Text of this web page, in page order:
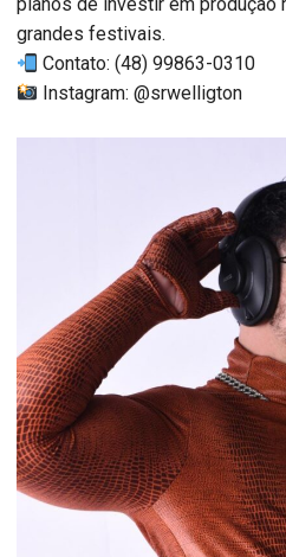
planos de investir em produção
grandes festivais.
Contato: (48) 99863-0310
Instagram: @srwelligton